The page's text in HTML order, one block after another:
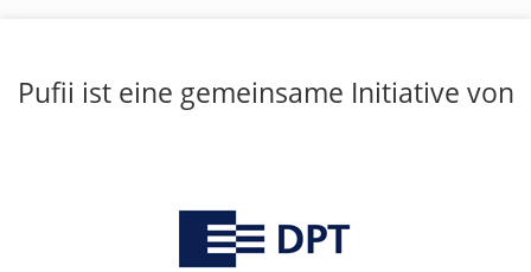
Pufii ist eine gemeinsame Initiative von